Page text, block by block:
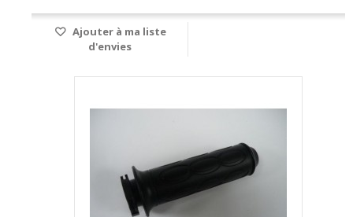
Ajouter à ma liste
d'envies